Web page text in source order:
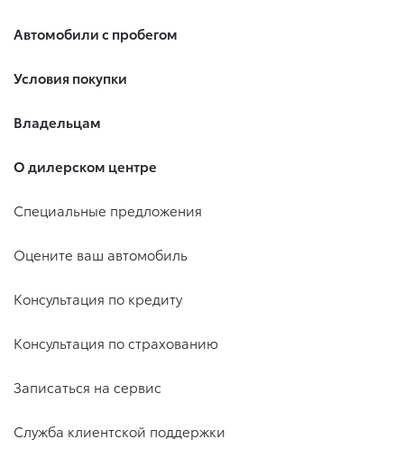
Автомобили с пробегом
Условия покупки
Владельцам
О дилерском центре
Специальные предложения
Оцените ваш автомобиль
Консультация по кредиту
Консультация по страхованию
Записаться на сервис
Служба клиентской поддержки